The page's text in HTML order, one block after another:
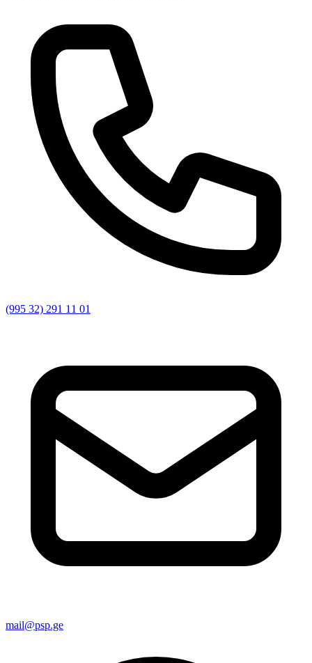
(995 32) 291 11 01
mail@psp.ge